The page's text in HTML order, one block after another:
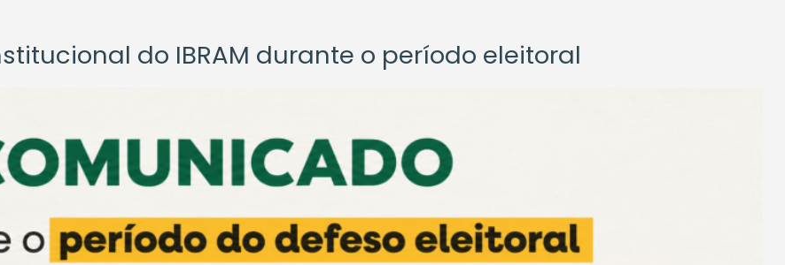
do IBRAM durante o período eleitoral